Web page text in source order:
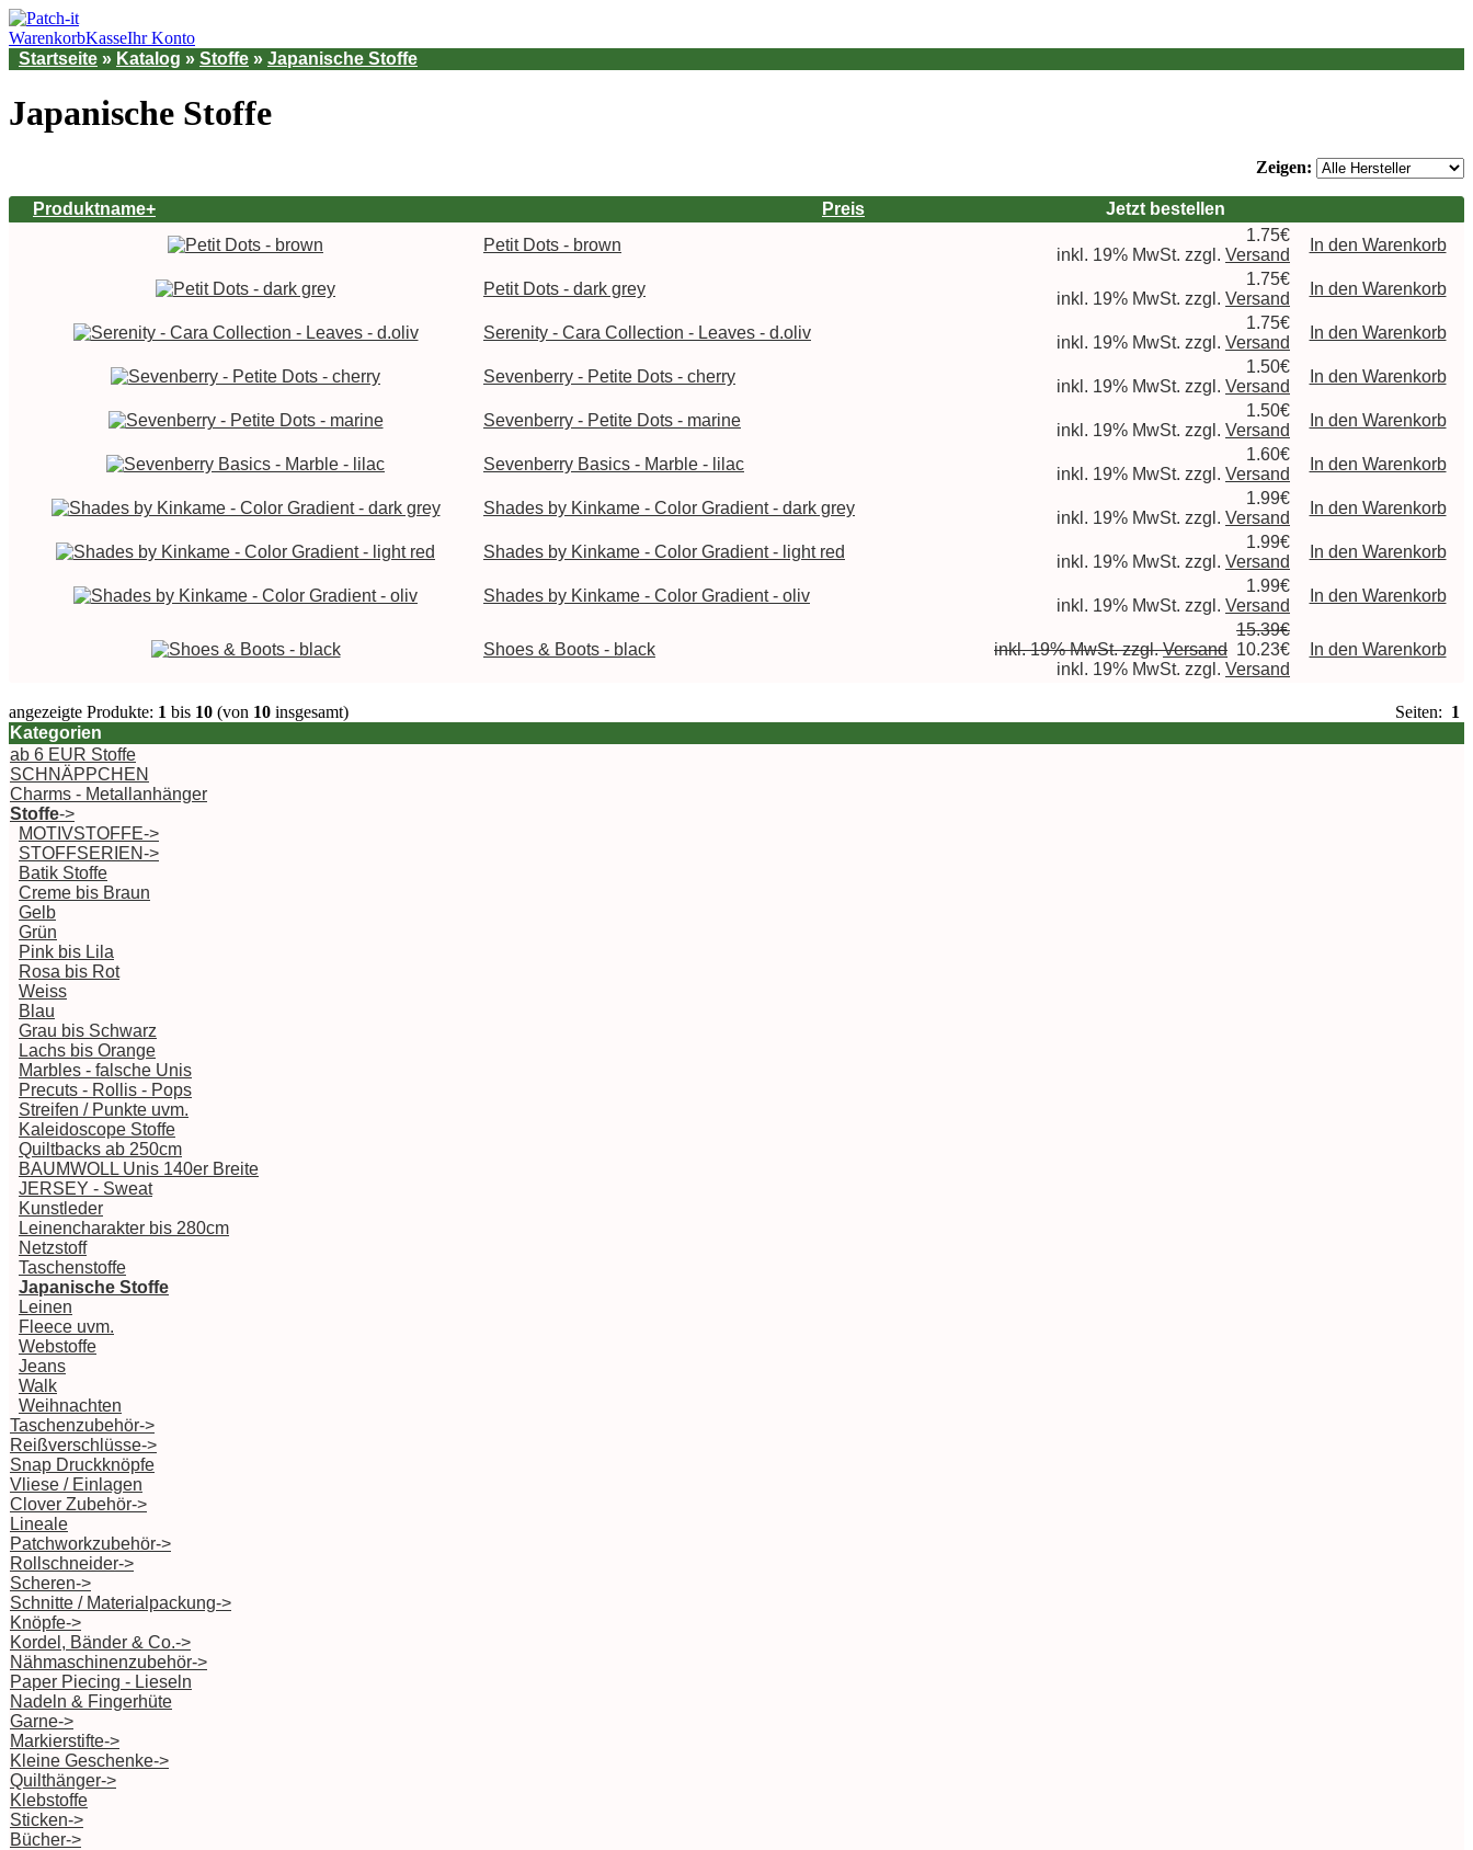
WarenkorbKasseIhr Konto
Startseite » Katalog » Stoffe » Japanische Stoffe
Japanische Stoffe
Zeigen:
Produktname+ Preis
Jetzt bestellen
Petit Dots - brown
1.75€
inkl. 19% MwSt. zzgl. Versand
In den Warenkorb
Petit Dots - dark grey
1.75€
inkl. 19% MwSt. zzgl. Versand
In den Warenkorb
Serenity - Cara Collection - Leaves - d.oliv
1.75€
inkl. 19% MwSt. zzgl. Versand
In den Warenkorb
Sevenberry - Petite Dots - cherry
1.50€
inkl. 19% MwSt. zzgl. Versand
In den Warenkorb
Sevenberry - Petite Dots - marine
1.50€
inkl. 19% MwSt. zzgl. Versand
In den Warenkorb
Sevenberry Basics - Marble - lilac
1.60€
inkl. 19% MwSt. zzgl. Versand
In den Warenkorb
Shades by Kinkame - Color Gradient - dark grey
1.99€
inkl. 19% MwSt. zzgl. Versand
In den Warenkorb
Shades by Kinkame - Color Gradient - light red
1.99€
inkl. 19% MwSt. zzgl. Versand
In den Warenkorb
Shades by Kinkame - Color Gradient - oliv
1.99€
inkl. 19% MwSt. zzgl. Versand
In den Warenkorb
Shoes & Boots - black
15.39€
inkl. 19% MwSt. zzgl.Versand 10.23€
inkl. 19% MwSt. zzgl. Versand
In den Warenkorb
Seiten: 1
angezeigte Produkte: 1 bis 10 (von 10 insgesamt)
Kategorien
ab 6 EUR Stoffe
SCHNÄPPCHEN
Charms - Metallanhänger
Stoffe->
MOTIVSTOFFE->
STOFFSERIEN->
Batik Stoffe
Creme bis Braun
Gelb
Grün
Pink bis Lila
Rosa bis Rot
Weiss
Blau
Grau bis Schwarz
Lachs bis Orange
Marbles - falsche Unis
Precuts - Rollis - Pops
Streifen / Punkte uvm.
Kaleidoscope Stoffe
Quiltbacks ab 250cm
BAUMWOLL Unis 140er Breite
JERSEY - Sweat
Kunstleder
Leinencharakter bis 280cm
Netzstoff
Taschenstoffe
Japanische Stoffe
Leinen
Fleece uvm.
Webstoffe
Jeans
Walk
Weihnachten
Taschenzubehör->
Reißverschlüsse->
Snap Druckknöpfe
Vliese / Einlagen
Clover Zubehör->
Lineale
Patchworkzubehör->
Rollschneider->
Scheren->
Schnitte / Materialpackung->
Knöpfe->
Kordel, Bänder & Co.->
Nähmaschinenzubehör->
Paper Piecing - Lieseln
Nadeln & Fingerhüte
Garne->
Markierstifte->
Kleine Geschenke->
Quilthänger->
Klebstoffe
Sticken->
Bücher->